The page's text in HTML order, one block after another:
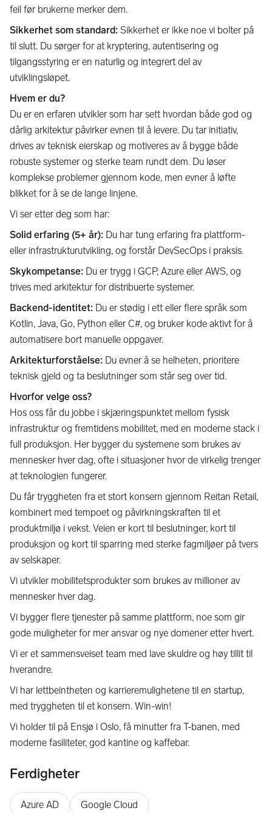
feil før brukerne merker dem.
Sikkerhet som standard: Sikkerhet er ikke noe vi bolter på
til slutt. Du sørger for at kryptering, autentisering og
tilgangsstyring er en naturlig og integrert del av
utviklingsløpet.
Hvem er du?
Du er en erfaren utvikler som har sett hvordan både god og
dårlig arkitektur påvirker evnen til å levere. Du tar initiativ,
drives av teknisk eierskap og motiveres av å bygge både
robuste systemer og sterke team rundt dem. Du løser
komplekse problemer gjennom kode, men evner å løfte
blikket for å se de lange linjene.
Vi ser etter deg som har:
Solid erfaring (5+ år): Du har tung erfaring fra plattform-
eller infrastrukturutvikling, og forstår DevSecOps i praksis.
Skykompetanse: Du er trygg i GCP, Azure eller AWS, og
trives med arkitektur for distribuerte systemer.
Backend-identitet: Du er stødig i ett eller flere språk som
Kotlin, Java, Go, Python eller C#, og bruker kode aktivt for å
automatisere bort manuelle oppgaver.
Arkitekturforståelse: Du evner å se helheten, prioritere
teknisk gjeld og ta beslutninger som står seg over tid.
Hvorfor velge oss?
Hos oss får du jobbe i skjæringspunktet mellom fysisk
infrastruktur og fremtidens mobilitet, med en moderne stack i
full produksjon. Her bygger du systemene som brukes av
mennesker hver dag, ofte i situasjoner hvor de virkelig trenger
at teknologien fungerer.
Du får tryggheten fra et stort konsern gjennom Reitan Retail,
kombinert med tempoet og påvirkningskraften til et
produktmiljø i vekst. Veien er kort til beslutninger, kort til
produksjon og kort til sparring med sterke fagmiljøer på tvers
av selskaper.
Vi utvikler mobilitetsprodukter som brukes av millioner av
mennesker hver dag.
Vi bygger flere tjenester på samme plattform, noe som gir
gode muligheter for mer ansvar og nye domener etter hvert.
Vi er et sammensveiset team med lave skuldre og høy tillit til
hverandre.
Vi har lettbeintheten og karrieremulighetene til en startup,
med tryggheten til et konsern. Win-win!
Vi holder til på Ensjø i Oslo, få minutter fra T-banen, med
moderne fasiliteter, god kantine og kaffebar.
Ferdigheter
Azure AD Google Cloud